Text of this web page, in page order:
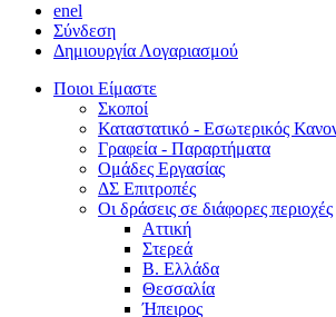
enel
Σύνδεση
Δημιουργία Λογαριασμού
Ποιοι Είμαστε
Σκοποί
Καταστατικό - Εσωτερικός
Γραφεία - Παραρτήματα
Ομάδες Εργασίας
ΔΣ Επιτροπές
Οι δράσεις σε διάφορες περιοχές
Αττική
Στερεά
Β. Ελλάδα
Θεσσαλία
Ήπειρος